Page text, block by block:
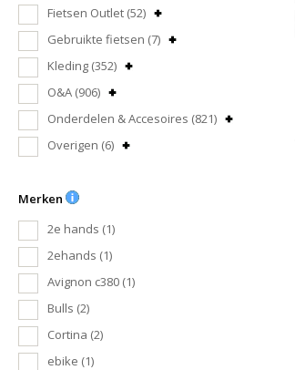
Fietsen Outlet (52)
Gebruikte fietsen (7)
Kleding (352)
O&A (906)
Onderdelen & Accesoires (821)
Overigen (6)
Merken
2e hands (1)
2ehands (1)
Avignon c380 (1)
Bulls (2)
Cortina (2)
ebike (1)